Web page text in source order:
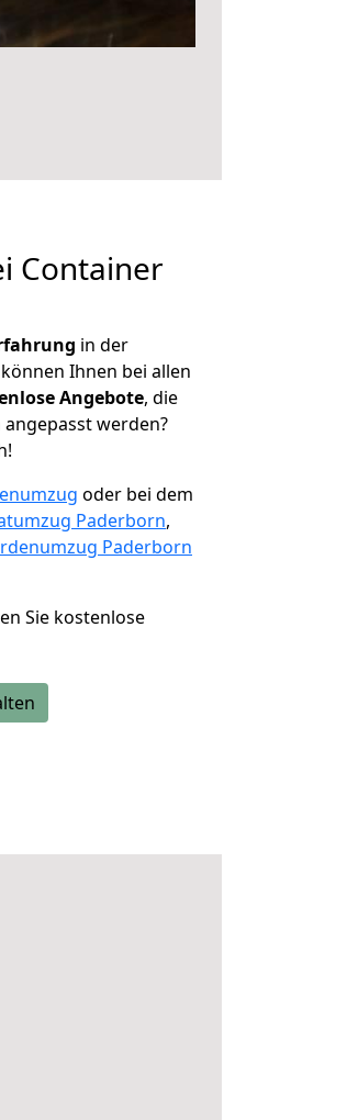
Container
in der
Ihnen bei allen
Angebote, die
werden?
oder bei dem
Paderborn,
Paderborn
Sie kostenlose